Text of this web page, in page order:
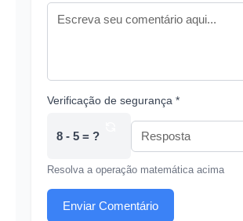
Verificação de segurança *
8 - 5 = ?
Resolva a operação matemática acima
Enviar Comentário